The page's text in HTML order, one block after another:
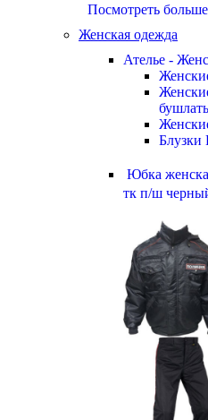
Посмотреть больше
Женская одежда
Ателье -
Блузки
Юбка
тк п/ш